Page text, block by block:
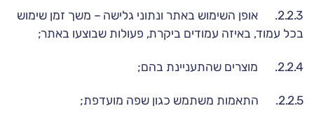
2.2.3. אופן השימוש באתר ונתוני גלישה – משך זמן שימוש
בכל עמוד, באיזה עמודים ביקרת, פעולות שבוצעו באתר;
2.2.4. מוצרים שהתעניינת בהם;
2.2.5. התאמות משתמש כגון שפה מועדפת;